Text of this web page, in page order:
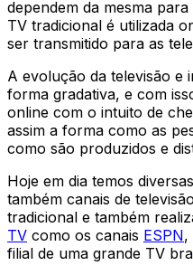
dependem da mesma
TV tradicional é utilizada
ser transmitido para as
A evolução da televisão e
forma gradativa, e com
online com o intuito de
assim a forma como as
como são produzidos e
Hoje em dia temos diversas
também canais de
tradicional e também
TV como os canais ESPN,
filial de uma grande TV